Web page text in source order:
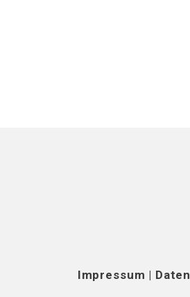
Impressum |